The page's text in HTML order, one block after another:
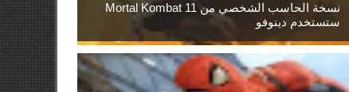
نسخة الحاسب الشخصي من Mortal Kombat 11
ستستخدم دينوفو